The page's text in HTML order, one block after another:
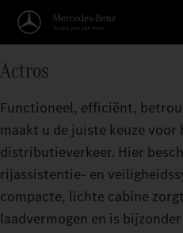
Actros
Functioneel, efficiënt,
maakt u de juiste keuze voor
distributieverkeer. Hier
rijassistentie- en
compacte, lichte cabine
laadvermogen en is